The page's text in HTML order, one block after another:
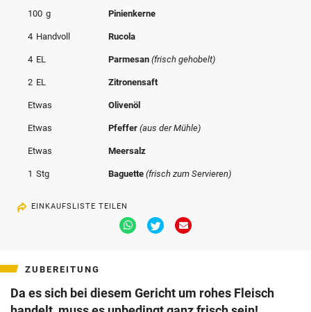
© Krone Multimedia GmbH & Co KG 2026
100 g Pinienkerne
4 Handvoll Rucola
4 EL Parmesan(frisch gehobelt)
2 EL Zitronensaft
Etwas Olivenöl
Etwas Pfeffer(aus der Mühle)
Etwas Meersalz
1 Stg Baguette(frisch zum Servieren)
EINKAUFSLISTE TEILEN
Via
Whatsapp
Via
Twitter
Via
ZUBEREITUNG
Da es sich bei diesem Gericht um rohes Fleisch